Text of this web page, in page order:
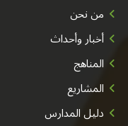
من نحن
أخبار وأحداث
المناهج
المشاريع
دليل المدارس